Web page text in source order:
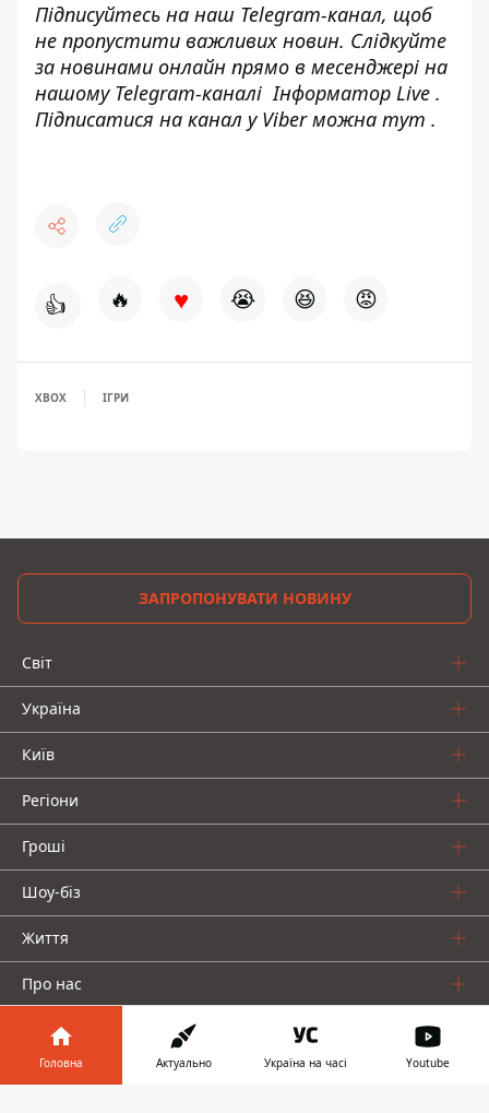
Підписуйтесь на наш Telegram-канал, щоб
не пропустити важливих новин. Слідкуйте
за новинами онлайн прямо в месенджері на
нашому Telegram-каналіІнформатор Live .
Підписатися на канал у Viber можна тут .
👍 🔥 ♥ 😭 😆 😡
XBOX ІГРИ
ЗАПРОПОНУВАТИ НОВИНУ
Світ
Україна
Київ
Регіони
Гроші
Шоу-біз
Життя
Про нас
Головна Актуально Україна на часі Youtube